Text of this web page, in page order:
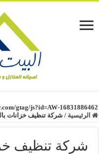
gtag/js?id=AW-16831886462
الرئيسية / شركة تنظيف خزانات
شركة تنظيف